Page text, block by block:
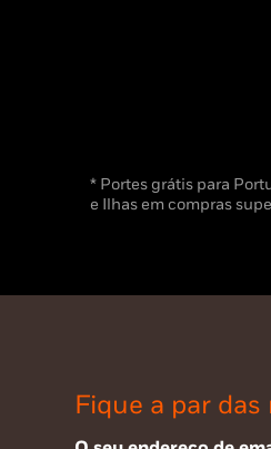
* Portes grátis para
e Ilhas em compras
Fique a par das